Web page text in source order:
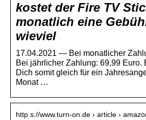
kostet der Fire TV
monatlich eine
wieviel
17.04.2021 — Bei monatlicher
Bei jährlicher Zahlung: 69,99 Euro.
Dich somit gleich für ein
Monat …
http s://www.turn-on.de › article ›